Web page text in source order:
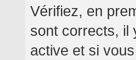
Vérifiez, en
sont corrects, il
active et si